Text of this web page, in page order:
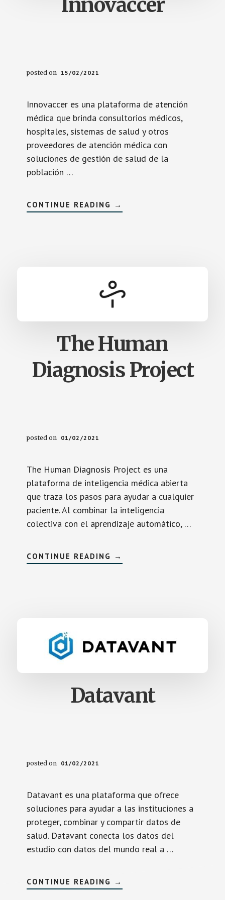
posted on 15/02/2021
Innovaccer es una plataforma de atención
médica que brinda consultorios médicos,
hospitales, sistemas de salud y otros
proveedores de atención médica con
soluciones de gestión de salud de la
población …
CONTINUE READING SOBREINNOVACCER
→
The Human
Diagnosis Project
posted on 01/02/2021
The Human Diagnosis Project es una
plataforma de inteligencia médica abierta
que traza los pasos para ayudar a cualquier
paciente. Al combinar la inteligencia
colectiva con el aprendizaje automático, …
CONTINUE READING SOBRETHE
HUMAN
→
Datavant
posted on 01/02/2021
Datavant es una plataforma que ofrece
soluciones para ayudar a las instituciones a
proteger, combinar y compartir datos de
salud. Datavant conecta los datos del
estudio con datos del mundo real a …
CONTINUE READING SOBREDATAVANT
→